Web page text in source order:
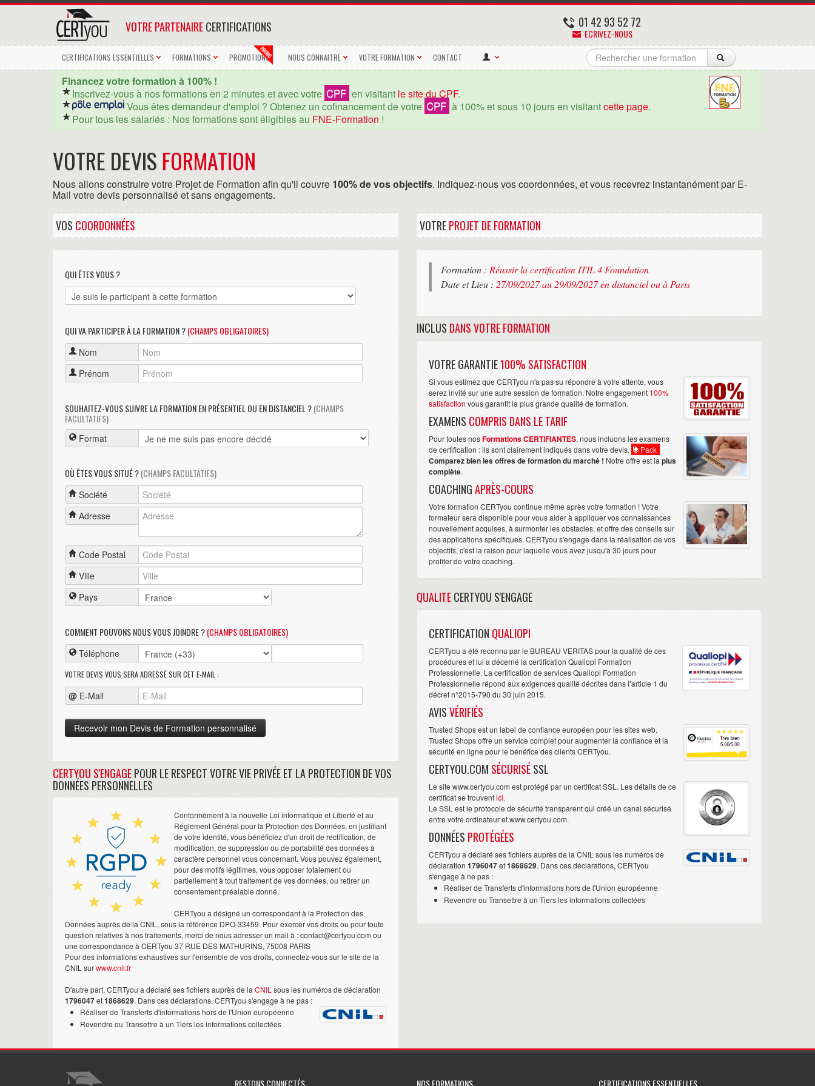
01 42 93 52 72
ECRIVEZ-NOUS
VOTRE PARTENAIRECERTIFICATIONS
CERTIFICATIONS ESSENTIELLES FORMATIONS PROMOTIONS NOUS CONNAITRE VOTRE FORMATION CONTACT
Financez votre formation à 100% !
Inscrivez-vous à nos formations en 2 minutes et avec votre CPF en visitant le site du CPF.
Vous êtes demandeur d'emploi ? Obtenez un cofinancement de votre CPF à 100% et sous 10 jours en visitantcette page.
Pour tous les salariés : Nos formations sont éligibles au FNE-Formation !
VOTRE DEVIS FORMATION
Nous allons construire votre Projet de Formation afin qu'il couvre 100% de vos objectifs. Indiquez-nous vos coordonnées, et vous recevrez instantanément par E-
Mail votre devis personnalisé et sans engagements.
VOS COORDONNÉES
QUI ÊTES VOUS ?
QUI VA PARTICIPER À LA FORMATION ?(CHAMPS OBLIGATOIRES)
Nom
Prénom
SOUHAITEZ-VOUS SUIVRE LA FORMATION EN PRÉSENTIEL OU EN DISTANCIEL ?(CHAMPS
FACULTATIFS)
Format
OÙ ÊTES VOUS SITUÉ ?(CHAMPS FACULTATIFS)
Société
Adresse
Code Postal
Ville
Pays
COMMENT POUVONS NOUS VOUS JOINDRE ?(CHAMPS OBLIGATOIRES)
Téléphone
VOTRE DEVIS VOUS SERA ADRESSÉ SUR CET E-MAIL :
@ E-Mail
CERTYOU S'ENGAGEPOUR LE RESPECT VOTRE VIE PRIVÉE ET LA PROTECTION DE VOS
DONNÉES PERSONNELLES
Conformément à la nouvelle Loi informatique et Liberté et au
Réglement Général pour la Protection des Données, en justifiant
de votre identité, vous bénéficiez d'un droit de rectification, de
modification, de suppression ou de portabilité des données à
caractère personnel vous concernant. Vous pouvez également,
pour des motifs légitimes, vous opposer totalement ou
partiellement à tout traitement de vos données, ou retirer un
consentement préalable donné.
CERTyou a désigné un correspondant à la Protection des
Données auprès de la CNIL, sous la référence DPO-33459. Pour exercer vos droits ou pour toute
question relatives à nos traitements, merci de nous adresser un mail à : contact@certyou.com ou
une correspondance à CERTyou 37 RUE DES MATHURINS, 75008 PARIS
Pour des informations exhaustives sur l'ensemble de vos droits, connectez-vous sur le site de la
CNIL surwww.cnil.fr
D'autre part, CERTyou a déclaré ses fichiers auprès de la CNIL sous les numéros de déclaration
1796047et1868629. Dans ces déclarations, CERTyou s'engage à ne pas :
Réaliser de Transferts d'informations hors de l'Union européenne
Revendre ou Transettre à un Tiers les informations collectées
VOTREPROJET DE FORMATION
Formation : Réussir la certification ITIL 4 Foundation
Date et Lieu : 27/09/2027 au 29/09/2027 en distanciel ou à Paris
INCLUS DANS VOTRE FORMATION
VOTRE GARANTIE100% SATISFACTION
Si vous estimez que CERTyou n'a pas su répondre à votre attente, vous
serez invité sur une autre session de formation. Notre engagement 100%
satisfaction vous garantit la plus grande qualité de formation.
EXAMENS COMPRIS DANS LE TARIF
Pour toutes nosFormations CERTIFIANTES, nous incluons les examens
de certification : ils sont clairement indiqués dans votre devis.
Pack
Comparez bien les offres de formation du marché ! Notre offre est la plus
complète.
COACHINGAPRÈS-COURS
Votre formation CERTyou continue même après votre formation ! Votre
formateur sera disponible pour vous aider à appliquer vos connaissances
nouvellement acquises, à surmonter les obstacles, et offre des conseils sur
des applications spécifiques. CERTyou s'engage dans la réalisation de vos
objectifs, c'est la raison pour laquelle vous avez jusqu'à 30 jours pour
profiter de votre coaching.
QUALITECERTYOU S'ENGAGE
CERTIFICATION QUALIOPI
CERTyou a été reconnu par le BUREAU VERITAS pour la qualité de ces
procédures et lui a décerné la certification Qualiopi Formation
Professionnelle. La certification de services Qualiopi Formation
Professionnelle répond aux exigences qualité décrites dans l’article 1 du
décret n°2015-790 du 30 juin 2015.
AVISVÉRIFIÉS
Trusted Shops est un label de confiance européen pour les sites web.
Trusted Shops offre un service complet pour augmenter la confiance et la
sécurité en ligne pour le bénéfice des clients CERTyou.
CERTYOU.COM SÉCURISÉSSL
Le site www.certyou.com est protégé par un certificat SSL. Les détails de ce
certificat se trouventici.
Le SSL est le protocole de sécurité transparent qui créé un canal sécurisé
entre votre ordinateur et www.certyou.com.
DONNÉES PROTÉGÉES
CERTyou a déclaré ses fichiers auprès de la CNIL sous les numéros de
déclaration 1796047et1868629. Dans ces déclarations, CERTyou
s'engage à ne pas :
Réaliser de Transferts d'informations hors de l'Union européenne
Revendre ou Transettre à un Tiers les informations collectées
RESTONS CONNECTÉS NOS FORMATIONS CERTIFICATIONS ESSENTIELLES